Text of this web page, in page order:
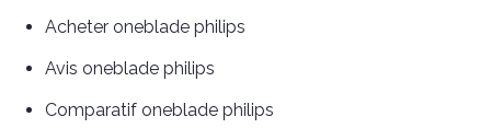
Acheter oneblade philips
Avis oneblade philips
Comparatif oneblade philips